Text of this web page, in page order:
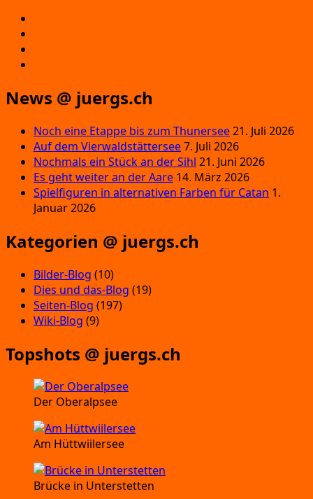
News @ juergs.ch
Noch eine Etappe bis zum Thunersee21. Juli 2026
Auf dem Vierwaldstättersee7. Juli 2026
Nochmals ein Stück an der Sihl 21. Juni 2026
Es geht weiter an der Aare 14. März 2026
Spielfiguren in alternativen Farben für Catan 1.
Januar 2026
Kategorien @ juergs.ch
Bilder-Blog (10)
Dies und das-Blog (19)
Seiten-Blog (197)
Wiki-Blog (9)
Topshots @ juergs.ch
Der Oberalpsee
Am Hüttwiilersee
Brücke in Unterstetten